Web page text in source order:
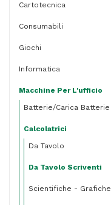
Cartotecnica
Consumabili
Giochi
Informatica
Macchine Per L'ufficio
Batterie/carica Batterie
Calcolatrici
Da Tavolo
Da Tavolo Scriventi
Scientifiche - Grafiche